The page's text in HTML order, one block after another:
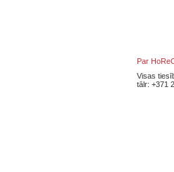
Par
Visas
tālr: +371